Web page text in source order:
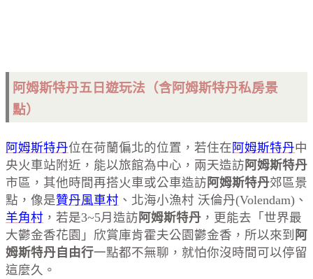
阿姆斯特丹五日遊玩法（含阿姆斯特丹私房景
點）
阿姆斯特丹位在荷蘭偏北的位置，若住在阿姆斯特丹中
央火車站附近，能以旅館為中心，兩天造訪 阿姆斯特丹
市區，其他時間再搭火車或公車造訪 阿姆斯特丹郊區景
點，像是贊丹風車村 、北海小漁村 沃倫丹(Volendam)、
羊角村 ，若是3~5月造訪 阿姆斯特丹 ，更能去「世界最
大鬱金香花園」欣賞庫肯霍夫公園鬱金香，所以來到 阿
姆斯特丹自由行一點都不無聊，就怕你沒時間可以停留
這麼久。